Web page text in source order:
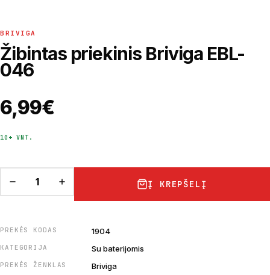
BRIVIGA
Žibintas priekinis Briviga EBL-
046
6,99€
10+ VNT.
Į KREPŠELĮ
PREKĖS KODAS 1904
KATEGORIJA Su baterijomis
PREKĖS ŽENKLAS Briviga